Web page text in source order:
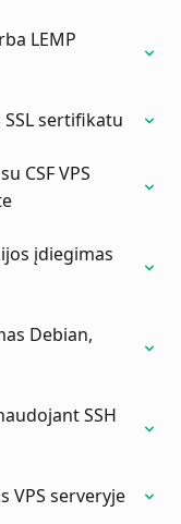
LEMP
sertifikatu
CSF VPS
įdiegimas
Debian,
SSH
VPS serveryje